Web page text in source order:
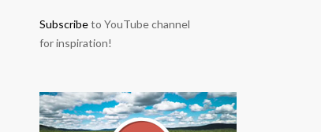
Subscribeto YouTube channel
for inspiration!